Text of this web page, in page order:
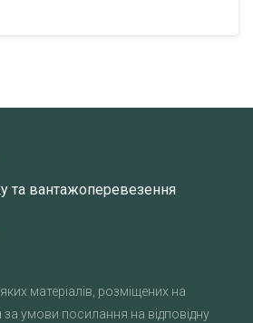
та вантажоперевезення
матеріалів, розміщених на
за умови посилання на відповідну